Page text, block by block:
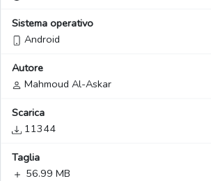
Sistema operativo
Android
Autore
Mahmoud Al-Askar
Scarica
11344
Taglia
56.99 MB